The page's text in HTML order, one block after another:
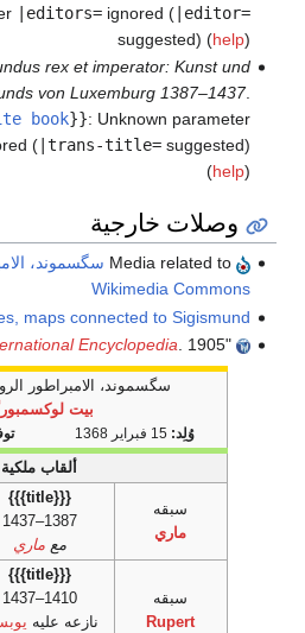
|editors=ignored (|editor=
suggested) (help)
rex et imperator: Kunst und
von Luxemburg 1387–1437.
book}}: Unknown parameter
(|trans-title=suggested)
(help)
وصلات خارجية
Media related to سگسموند،
Wikimedia Commons
maps connected to Sigismund
"
Encyclopedia . 1905.
سگسموند، الامبراطور
بيت
وُلِد: 15 فبراير 1368
ألقاب ملكية
سبقه
ماري
{{{title}}}
1387–1437
معماري
سبقه
Rupert
{{{title}}}
1410–1437
نازعه عليه